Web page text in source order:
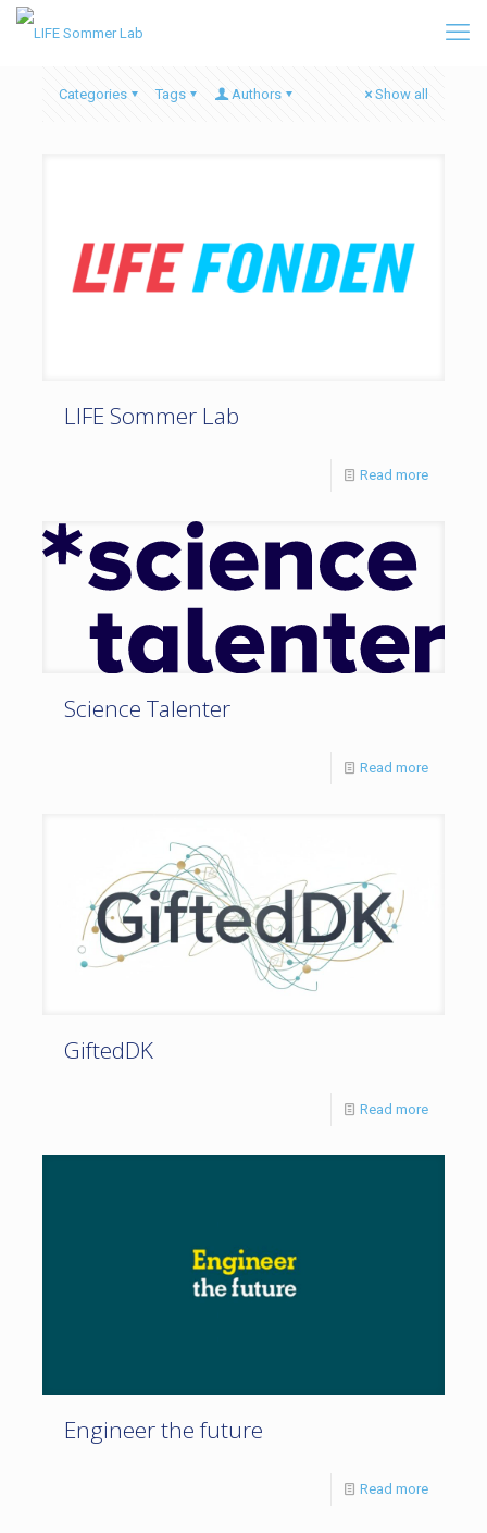
Categories Tags Authors Show all
LIFE Sommer Lab
Read more
Science Talenter
Read more
GiftedDK
Read more
Engineer the future
Read more